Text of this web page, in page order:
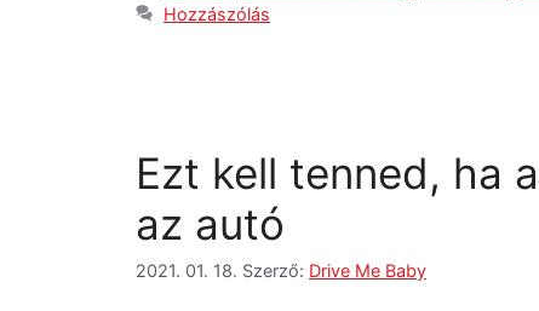
Hozzászólás
Ezt kell tenned, ha
az autó
2021. 01. 18. Szerző: Drive Me Baby